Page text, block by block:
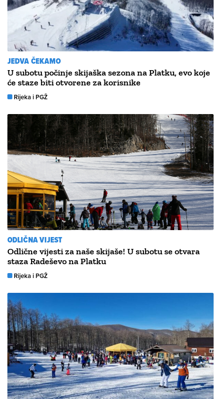
JEDVA ČEKAMO
U subotu počinje skijaška sezona na Platku, evo koje
će staze biti otvorene za korisnike
Rijeka i PGŽ
ODLIČNA VIJEST
Odlične vijesti za naše skijaše! U subotu se otvara
staza Radeševo na Platku
Rijeka i PGŽ